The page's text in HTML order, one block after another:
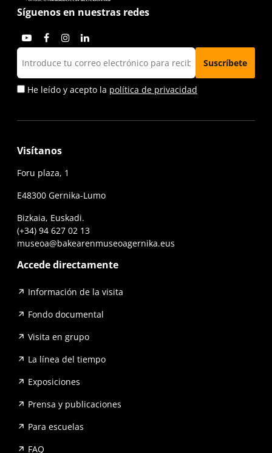
Síguenos en nuestras redes
He leído y acepto la política de privacidad
Visítanos
Foru plaza, 1
E48300 Gernika-Lumo
Bizkaia, Euskadi.
(+34) 94 627 02 13
museoa@bakearenmuseoagernika.eus
Accede directamente
Información de la visita
Fondo documental
Visita en grupo
La línea del tiempo
Exposiciones
Prensa y publicaciones
Para escuelas
FAQ